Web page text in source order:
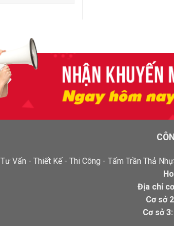
Tư Vấn - Thiết Kế - Thi Công - Tấm Trần Thả
Địa chỉ
Cơ sở
Cơ sở 3: